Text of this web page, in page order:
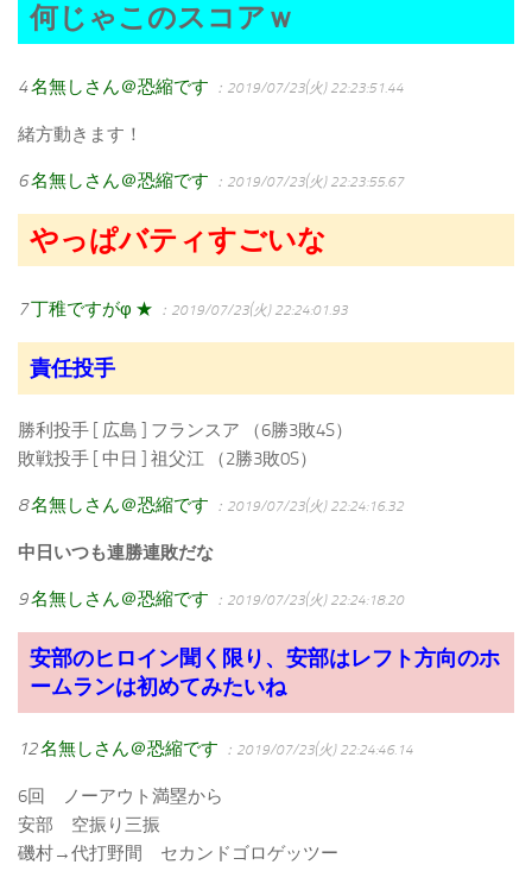
何じゃこのスコアｗ
4名無しさん＠恐縮です ：2019/07/23(火) 22:23:51.44
緒方動きます！
6名無しさん＠恐縮です ：2019/07/23(火) 22:23:55.67
やっぱバティすごいな
7丁稚ですがφ ★ ：2019/07/23(火) 22:24:01.93
責任投手
勝利投手 [ 広島 ] フランスア （6勝3敗4S）
敗戦投手 [ 中日 ] 祖父江 （2勝3敗0S）
8名無しさん＠恐縮です ：2019/07/23(火) 22:24:16.32
中日いつも連勝連敗だな
9名無しさん＠恐縮です ：2019/07/23(火) 22:24:18.20
安部のヒロイン聞く限り、安部はレフト方向のホ
ームランは初めてみたいね
12名無しさん＠恐縮です ：2019/07/23(火) 22:24:46.14
6回 ノーアウト満塁から
安部 空振り三振
磯村→代打野間 セカンドゴロゲッツー